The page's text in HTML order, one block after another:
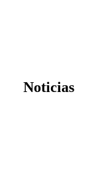
Noticias